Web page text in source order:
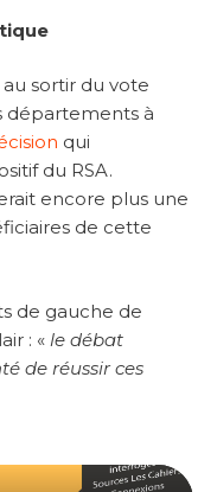
au sortir du vote
départements à
qui
du RSA.
encore plus une
de cette
de gauche de
: « le débat
de réussir ces